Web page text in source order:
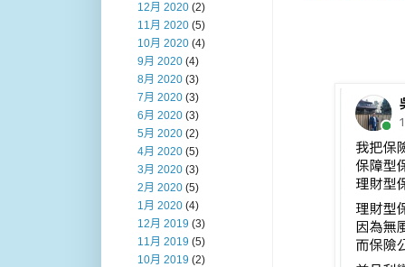
12月 2020 (2)
11月 2020 (5)
10月 2020 (4)
9月 2020 (4)
8月 2020 (3)
7月 2020 (3)
6月 2020 (3)
5月 2020 (2)
4月 2020 (5)
3月 2020 (3)
2月 2020 (5)
1月 2020 (4)
12月 2019 (3)
11月 2019 (5)
10月 2019 (2)